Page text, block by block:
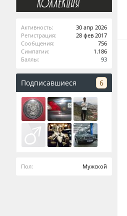
Активность:
30 апр 2026
Регистрация:
28 фев 2017
Сообщения:
756
Симпатии:
1.186
Баллы:
93
Подписавшиеся 6
Пол: Мужской